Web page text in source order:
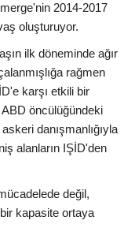
2014-2017
oluşturuyor.
ilk döneminde ağır
rağmen
karşı etkili bir
öncülüğündeki
danışmanlığıyla
alanların IŞİD'den
değil,
kapasite ortaya